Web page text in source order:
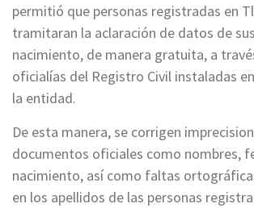
permitió que personas registradas en
tramitaran la aclaración de datos de
nacimiento, de manera gratuita, a
oficialías del Registro Civil instaladas
la entidad.
De esta manera, se corrigen
documentos oficiales como nombres,
nacimiento, así como faltas
en los apellidos de las personas